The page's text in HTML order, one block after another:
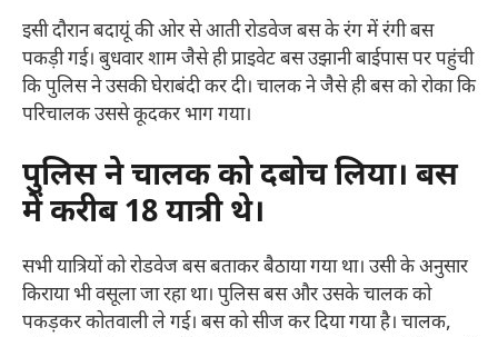
इसी दौरान बदायूं की ओर से आती रोडवेज बस के रंग में रंगी बस
पकड़ी गई। बुधवार शाम जैसे ही प्राइवेट बस उझानी बाईपास पर पहुंची
कि पुलिस ने उसकी घेराबंदी कर दी। चालक ने जैसे ही बस को रोका कि
परिचालक उससे कूदकर भाग गया।
पुलिस ने चालक को दबोच लिया। बस
में करीब 18 यात्री थे।
सभी यात्रियों को रोडवेज बस बताकर बैठाया गया था। उसी के अनुसार
किराया भी वसूला जा रहा था। पुलिस बस और उसके चालक को
पकड़कर कोतवाली ले गई। बस को सीज कर दिया गया है। चालक,